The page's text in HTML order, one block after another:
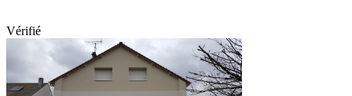
Vérifié